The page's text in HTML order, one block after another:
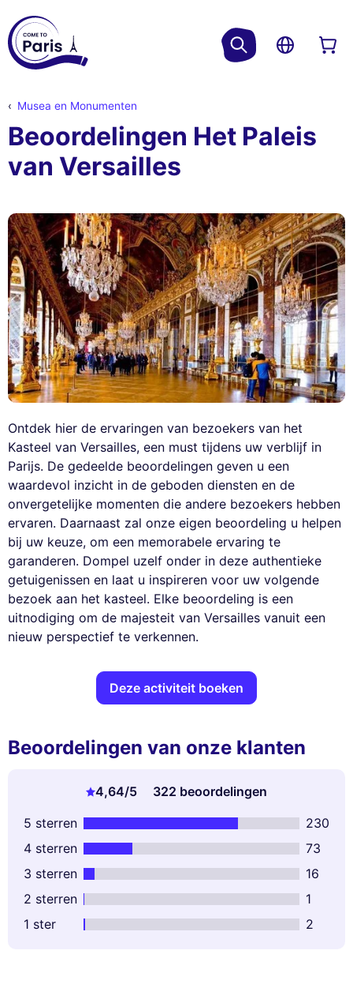
Musea en Monumenten
Beoordelingen Het Paleis
van Versailles
Ontdek hier de ervaringen van bezoekers van het
Kasteel van Versailles, een must tijdens uw verblijf in
Parijs. De gedeelde beoordelingen geven u een
waardevol inzicht in de geboden diensten en de
onvergetelijke momenten die andere bezoekers hebben
ervaren. Daarnaast zal onze eigen beoordeling u helpen
bij uw keuze, om een memorabele ervaring te
garanderen. Dompel uzelf onder in deze authentieke
getuigenissen en laat u inspireren voor uw volgende
bezoek aan het kasteel. Elke beoordeling is een
uitnodiging om de majesteit van Versailles vanuit een
nieuw perspectief te verkennen.
Deze activiteit boeken
Beoordelingen van onze klanten
4,64/5
322 beoordelingen
5 sterren
230
4 sterren
73
3 sterren
16
2 sterren
1
1 ster
2